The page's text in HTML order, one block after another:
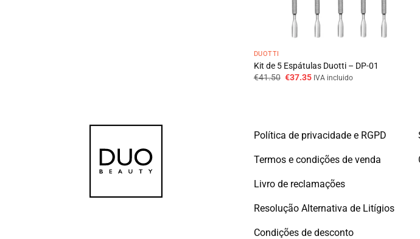
DUOTTI
Kit de 5 Espátulas Duotti – DP-01
€41.50 O
€37.35OIVA incluido
Política de privacidade e RGPD
Termos e condições de venda
Livro de reclamações
Resolução Alternativa de Litígios
Condições de desconto